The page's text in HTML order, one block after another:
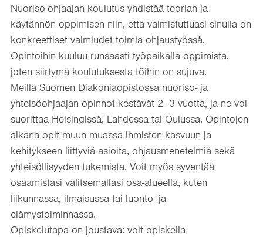
Nuoriso-ohjaajan koulutus yhdistää teorian ja
käytännön oppimisen niin, että valmistuttuasi sinulla on
konkreettiset valmiudet toimia ohjaustyössä.
Opintoihin kuuluu runsaasti työpaikalla oppimista,
joten siirtymä koulutuksesta töihin on sujuva.
Meillä Suomen Diakoniaopistossa nuoriso- ja
yhteisöohjaajan opinnot kestävät 2–3 vuotta, ja ne voi
suorittaa Helsingissä, Lahdessa tai Oulussa. Opintojen
aikana opit muun muassa ihmisten kasvuun ja
kehitykseen liittyviä asioita, ohjausmenetelmiä sekä
yhteisöllisyyden tukemista. Voit myös syventää
osaamistasi valitsemallasi osa-alueella, kuten
liikunnassa, ilmaisussa tai luonto- ja
elämystoiminnassa.
Opiskelutapa on joustava: voit opiskella